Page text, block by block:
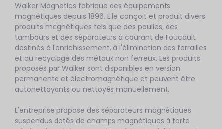
Walker Magnetics fabrique des équipements
magnétiques depuis 1896. Elle conçoit et produit divers
produits magnétiques tels que des poulies, des
tambours et des séparateurs à courant de Foucault
destinés à l'enrichissement, à l'élimination des ferrailles
et au recyclage des métaux non ferreux. Les produits
proposés par Walker sont disponibles en version
permanente et électromagnétique et peuvent être
autonettoyants ou nettoyés manuellement.
L'entreprise propose des séparateurs magnétiques
suspendus dotés de champs magnétiques à forte